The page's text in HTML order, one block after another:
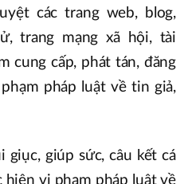
các trang web, blog,
trang mạng xã hội, tài
cung cấp, phát tán, đăng
pháp luật về tin giả,
giục, giúp sức, câu kết cá
vi phạm pháp luật về